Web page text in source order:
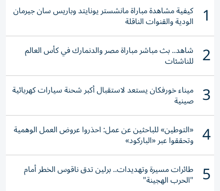
1 كيفية مشاهدة مباراة مانشستر يونايتد وباريس سان جيرمان
الودية والقنوات الناقلة
2 شاهد.. بث مباشر مباراة مصر والدنمارك في كأس العالم
للناشئات
3 ميناء خورفكان يستعد لاستقبال أكبر شحنة سيارات كهربائية
صينية
4 «التوطين» للباحثين عن عمل: احذروا عروض العمل الوهمية
وتحققوا عبر «الباركود»
5 طائرات مسيرة وتهديدات.. برلين تدق ناقوس الخطر أمام
"الحرب الهجينة"